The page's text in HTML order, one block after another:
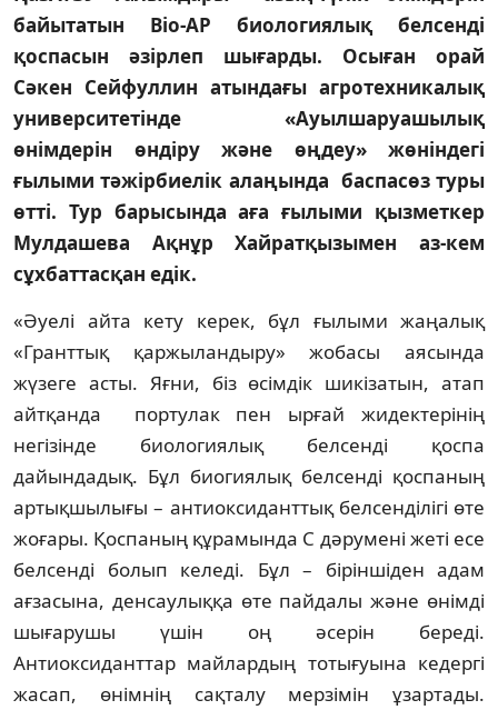
байытатын Bio-AP биологиялық белсенді
қоспасын әзірлеп шығарды. Осыған орай
Сәкен Сейфуллин атындағы агротехникалық
университетінде «Ауылшаруашылық
өнімдерін өндіру және өңдеу» жөніндегі
ғылыми тәжірбиелік алаңында баспасөз туры
өтті. Тур барысында аға ғылыми қызметкер
Мулдашева Ақнұр Хайратқызымен аз-кем
сұхбаттасқан едік.
«Әуелі айта кету керек, бұл ғылыми жаңалық
«Гранттық қаржыландыру» жобасы аясында
жүзеге асты. Яғни, біз өсімдік шикізатын, атап
айтқанда портулак пен ырғай жидектерінің
негізінде биологиялық белсенді қоспа
дайындадық. Бұл биогиялық белсенді қоспаның
артықшылығы – антиоксиданттық белсенділігі өте
жоғары. Қоспаның құрамында С дәрумені жеті есе
белсенді болып келеді. Бұл – біріншіден адам
ағзасына, денсаулыққа өте пайдалы және өнімді
шығарушы үшін оң әсерін береді.
Антиоксиданттар майлардың тотығуына кедергі
жасап, өнімнің сақталу мерзімін ұзартады.